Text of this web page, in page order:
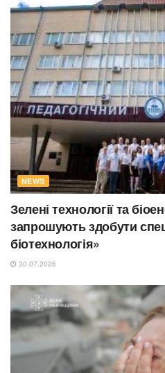
NEWS
Зелені технології та
запрошують здобути
біотехнологія»
30.07.2026